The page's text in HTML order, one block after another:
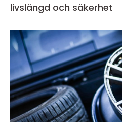
livslängd och säkerhet